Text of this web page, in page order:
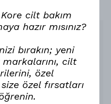
Tattoo Velvet
Lüks
Deyin!
bitisle birlestiren bir dudak
Merythod’un çok satan Reel
cilt bakım
hazır mısınız?
bırakın; yeni
cilt
özel
özel fırsatları